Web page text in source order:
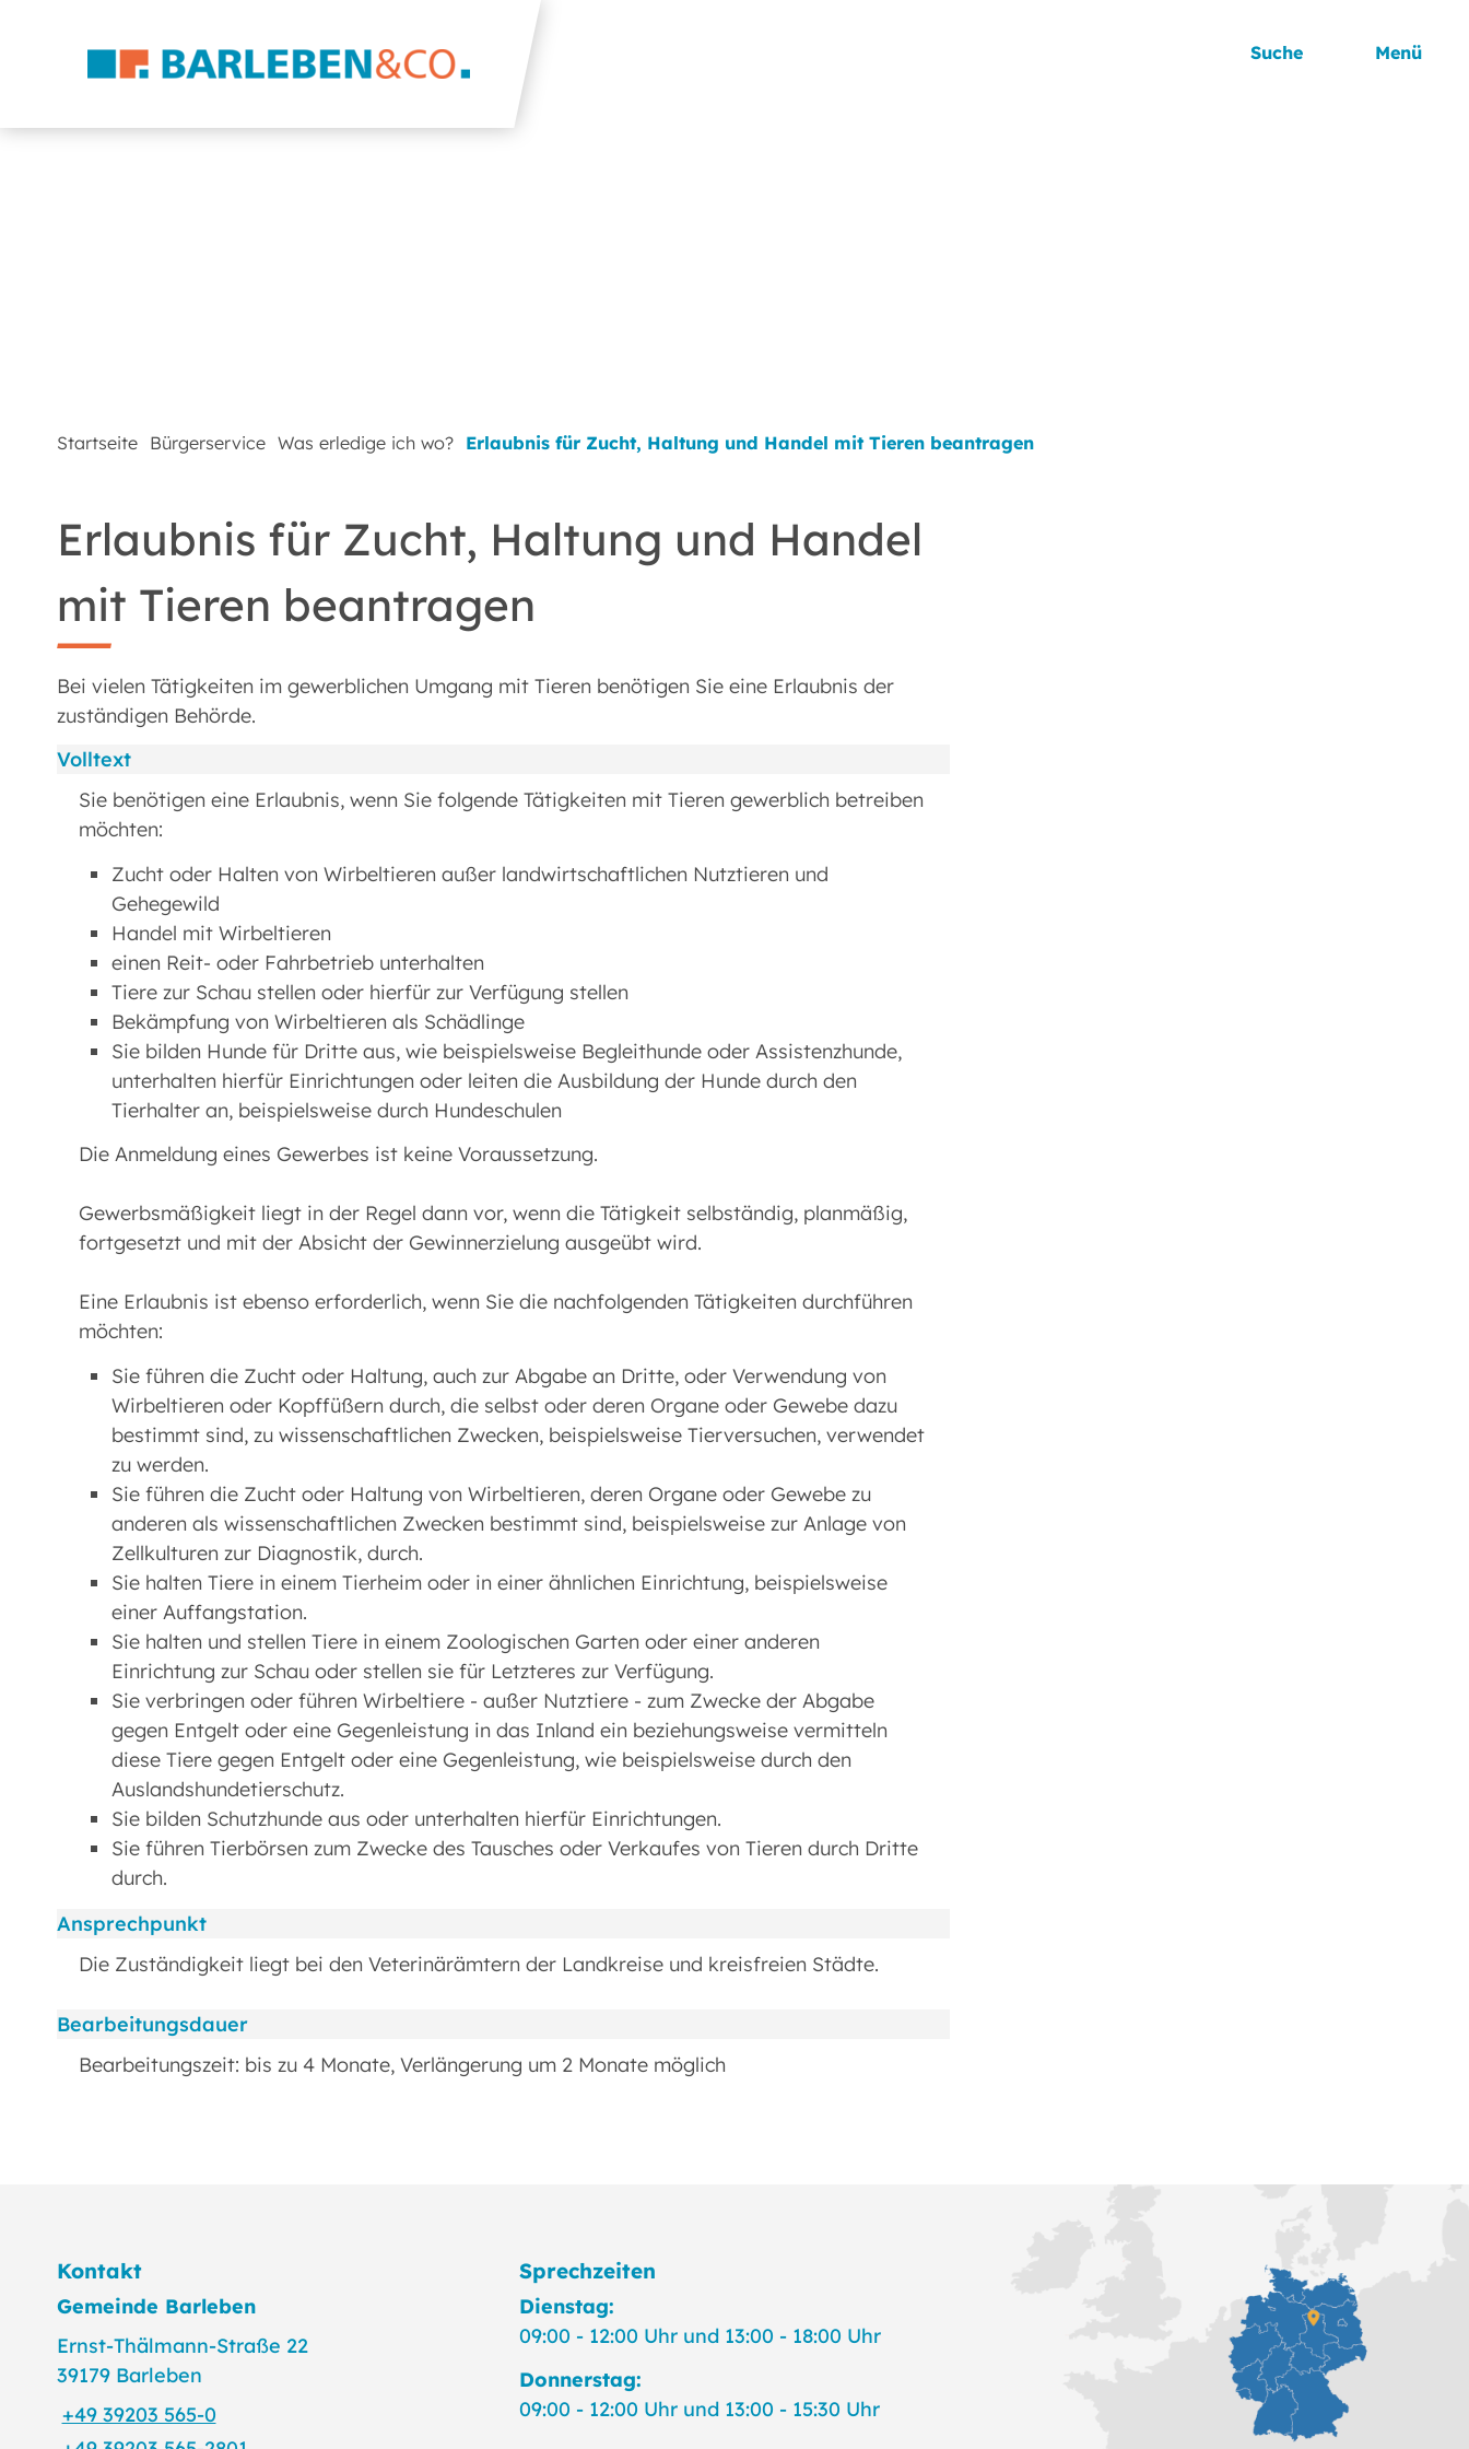
Suche Menü
Startseite Bürgerservice Was erledige ich wo? Erlaubnis für Zucht, Haltung und Handel mit Tieren beantragen
Erlaubnis für Zucht, Haltung und Handel
mit Tieren beantragen
Bei vielen Tätigkeiten im gewerblichen Umgang mit Tieren benötigen Sie eine Erlaubnis der
zuständigen Behörde.
Volltext
Sie benötigen eine Erlaubnis, wenn Sie folgende Tätigkeiten mit Tieren gewerblich betreiben
möchten:
Zucht oder Halten von Wirbeltieren außer landwirtschaftlichen Nutztieren und
Gehegewild
Handel mit Wirbeltieren
einen Reit- oder Fahrbetrieb unterhalten
Tiere zur Schau stellen oder hierfür zur Verfügung stellen
Bekämpfung von Wirbeltieren als Schädlinge
Sie bilden Hunde für Dritte aus, wie beispielsweise Begleithunde oder Assistenzhunde,
unterhalten hierfür Einrichtungen oder leiten die Ausbildung der Hunde durch den
Tierhalter an, beispielsweise durch Hundeschulen
Die Anmeldung eines Gewerbes ist keine Voraussetzung.
Gewerbsmäßigkeit liegt in der Regel dann vor, wenn die Tätigkeit selbständig, planmäßig,
fortgesetzt und mit der Absicht der Gewinnerzielung ausgeübt wird.
Eine Erlaubnis ist ebenso erforderlich, wenn Sie die nachfolgenden Tätigkeiten durchführen
möchten:
Sie führen die Zucht oder Haltung, auch zur Abgabe an Dritte, oder Verwendung von
Wirbeltieren oder Kopffüßern durch, die selbst oder deren Organe oder Gewebe dazu
bestimmt sind, zu wissenschaftlichen Zwecken, beispielsweise Tierversuchen, verwendet
zu werden.
Sie führen die Zucht oder Haltung von Wirbeltieren, deren Organe oder Gewebe zu
anderen als wissenschaftlichen Zwecken bestimmt sind, beispielsweise zur Anlage von
Zellkulturen zur Diagnostik, durch.
Sie halten Tiere in einem Tierheim oder in einer ähnlichen Einrichtung, beispielsweise
einer Auffangstation.
Sie halten und stellen Tiere in einem Zoologischen Garten oder einer anderen
Einrichtung zur Schau oder stellen sie für Letzteres zur Verfügung.
Sie verbringen oder führen Wirbeltiere - außer Nutztiere - zum Zwecke der Abgabe
gegen Entgelt oder eine Gegenleistung in das Inland ein beziehungsweise vermitteln
diese Tiere gegen Entgelt oder eine Gegenleistung, wie beispielsweise durch den
Auslandshundetierschutz.
Sie bilden Schutzhunde aus oder unterhalten hierfür Einrichtungen.
Sie führen Tierbörsen zum Zwecke des Tausches oder Verkaufes von Tieren durch Dritte
durch.
Ansprechpunkt
Die Zuständigkeit liegt bei den Veterinärämtern der Landkreise und kreisfreien Städte.
Bearbeitungsdauer
Bearbeitungszeit: bis zu 4 Monate, Verlängerung um 2 Monate möglich
Kontakt
Gemeinde Barleben
Ernst-Thälmann-Straße 22
39179 Barleben
+49 39203 565-0
Sprechzeiten
Dienstag:
09:00 - 12:00 Uhr und 13:00 - 18:00 Uhr
Donnerstag:
09:00 - 12:00 Uhr und 13:00 - 15:30 Uhr